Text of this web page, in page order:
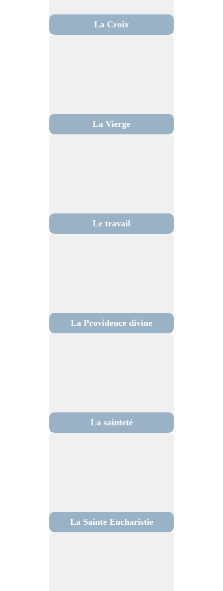
La Croix
La Vierge
Le travail
La Providence divine
La sainteté
La Sainte Eucharistie